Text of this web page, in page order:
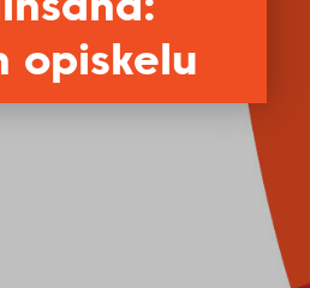
opiskelu